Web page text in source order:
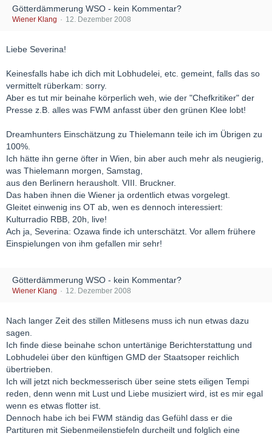
Götterdämmerung WSO - kein Kommentar?
Wiener Klang 12. Dezember 2008
Liebe Severina!
Keinesfalls habe ich dich mit Lobhudelei, etc. gemeint, falls das so
vermittelt rüberkam: sorry.
Aber es tut mir beinahe körperlich weh, wie der "Chefkritiker" der
Presse z.B. alles was FWM anfasst über den grünen Klee lobt!
Dreamhunters Einschätzung zu Thielemann teile ich im Übrigen zu
100%.
Ich hätte ihn gerne öfter in Wien, bin aber auch mehr als neugierig,
was Thielemann morgen, Samstag,
aus den Berlinern herausholt. VIII. Bruckner.
Das haben ihnen die Wiener ja ordentlich etwas vorgelegt.
Gleitet einwenig ins OT ab, wen es dennoch interessiert:
Kulturradio RBB, 20h, live!
Ach ja, Severina: Ozawa finde ich unterschätzt. Vor allem frühere
Einspielungen von ihm gefallen mir sehr!
Götterdämmerung WSO - kein Kommentar?
Wiener Klang 12. Dezember 2008
Nach langer Zeit des stillen Mitlesens muss ich nun etwas dazu
sagen.
Ich finde diese beinahe schon untertänige Berichterstattung und
Lobhudelei über den künftigen GMD der Staatsoper reichlich
übertrieben.
Ich will jetzt nich beckmesserisch über seine stets eiligen Tempi
reden, denn wenn mit Lust und Liebe musiziert wird, ist es mir egal
wenn es etwas flotter ist.
Dennoch habe ich bei FWM ständig das Gefühl dass er die
Partituren mit Siebenmeilenstiefeln durcheilt und folglich eine